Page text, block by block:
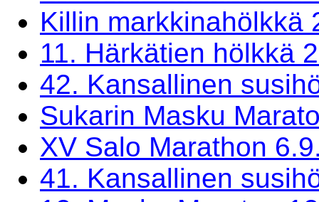
Killin markkinahölkkä
11. Härkätien hölkkä
42. Kansallinen
Sukarin Masku
XV Salo Marathon
41. Kansallinen